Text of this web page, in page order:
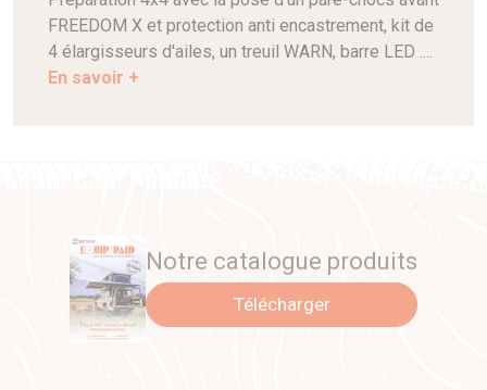
FREEDOM X et protection anti encastrement, kit de
4 élargisseurs d'ailes, un treuil WARN, barre LED ....
En savoir +
Notre catalogue produits
Télécharger